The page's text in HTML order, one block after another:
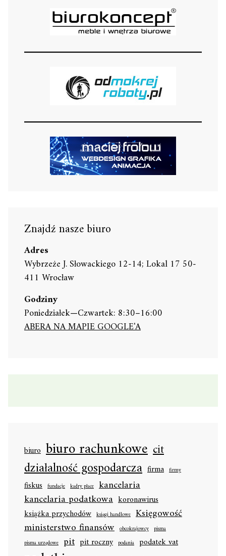
Znajdź nasze biuro
Adres
Wybrzeże J. Słowackiego 12-14; Lokal 17 50-
411 Wrocław
Godziny
Poniedziałek—Czwartek: 8:30–16:00
ABERA NA MAPIE GOOGLE'A
biuro biuro rachunkowe cit
działalność gospodarcza firma firmy
fiskus fundacje kadry płace kancelaria
kancelaria podatkowa koronawirus
książka przychodów księgi handlowe Księgowość
ministerstwo finansów obcokrajowcy pisma
pisma urzędowe pit pit roczny podania podatek vat